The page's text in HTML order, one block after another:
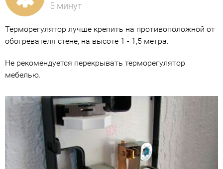
5 минут
Терморегулятор лучше крепить на противоположной от
обогревателя стене, на высоте 1 - 1,5 метра.
Не рекомендуется перекрывать терморегулятор
мебелью.